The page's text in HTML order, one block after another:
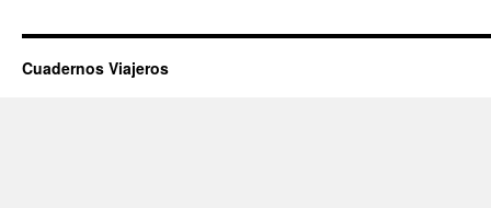
Cuadernos Viajeros